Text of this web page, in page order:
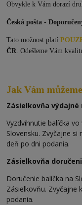
Obvykle k Vám dorazí
Česká pošta -
Tato možnost platí
ČR. Odešleme Vám
Jak Vám
Zásielkovňa výdajné
Vyzdvihnutie balíčka
Slovensku. Zvyčajne si
deň po dni podania.
Zásielkovňa
Doručenie balíčka na
Zásielkovňu. Zvyčajne
podania.